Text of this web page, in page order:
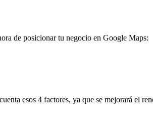
de posicionar tu negocio en Google Maps:
esos 4 factores, ya que se mejorará el